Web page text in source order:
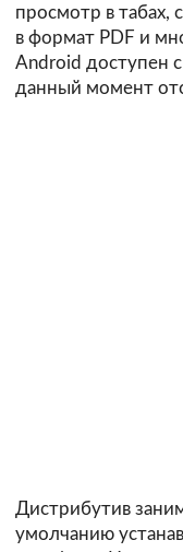
просмотр в табах,
в формат PDF и
Android доступен
данный момент
Дистрибутив
умолчанию